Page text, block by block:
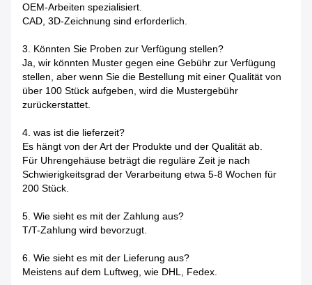
OEM-Arbeiten spezialisiert.
CAD, 3D-Zeichnung sind erforderlich.
3. Könnten Sie Proben zur Verfügung stellen?
Ja, wir könnten Muster gegen eine Gebühr zur Verfügung
stellen, aber wenn Sie die Bestellung mit einer Qualität von
über 100 Stück aufgeben, wird die Mustergebühr
zurückerstattet.
4. was ist die lieferzeit?
Es hängt von der Art der Produkte und der Qualität ab.
Für Uhrengehäuse beträgt die reguläre Zeit je nach
Schwierigkeitsgrad der Verarbeitung etwa 5-8 Wochen für
200 Stück.
5. Wie sieht es mit der Zahlung aus?
T/T-Zahlung wird bevorzugt.
6. Wie sieht es mit der Lieferung aus?
Meistens auf dem Luftweg, wie DHL, Fedex.